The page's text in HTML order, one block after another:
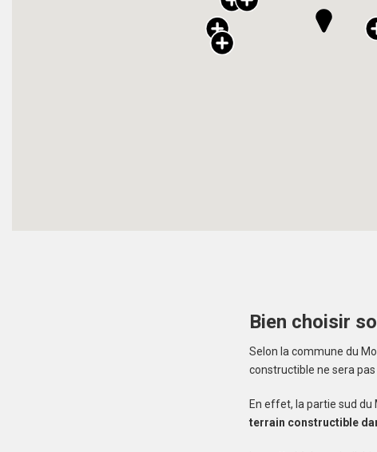
Bien choisir
Selon la commune du
constructible ne sera pas
En effet, la partie sud du
terrain constructible